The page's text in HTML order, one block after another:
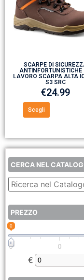
CERCA NEL
PREZZO
0
0 0
€
SCARPE DI
ANTINFORTUNISTICHE
LAVORO SCARPA ALTA
S3 SRC
€24.99
Scegli